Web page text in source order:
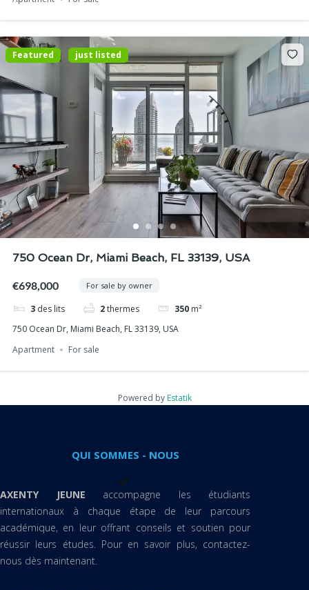
Featured just listed
750 Ocean Dr, Miami Beach, FL 33139, USA
€698,000 For sale by owner
3 des lits 2thermes 350 m²
750 Ocean Dr, Miami Beach, FL 33139, USA
Apartment
For sale
Powered by Estatik
QUI SOMMES - NOUS
AXENTY JEUNE accompagne les étudiants
internationaux à chaque étape de leur parcours
académique, en leur offrant conseils et soutien pour
réussir leurs études. Pour en savoir plus, contactez-
nous dès maintenant.